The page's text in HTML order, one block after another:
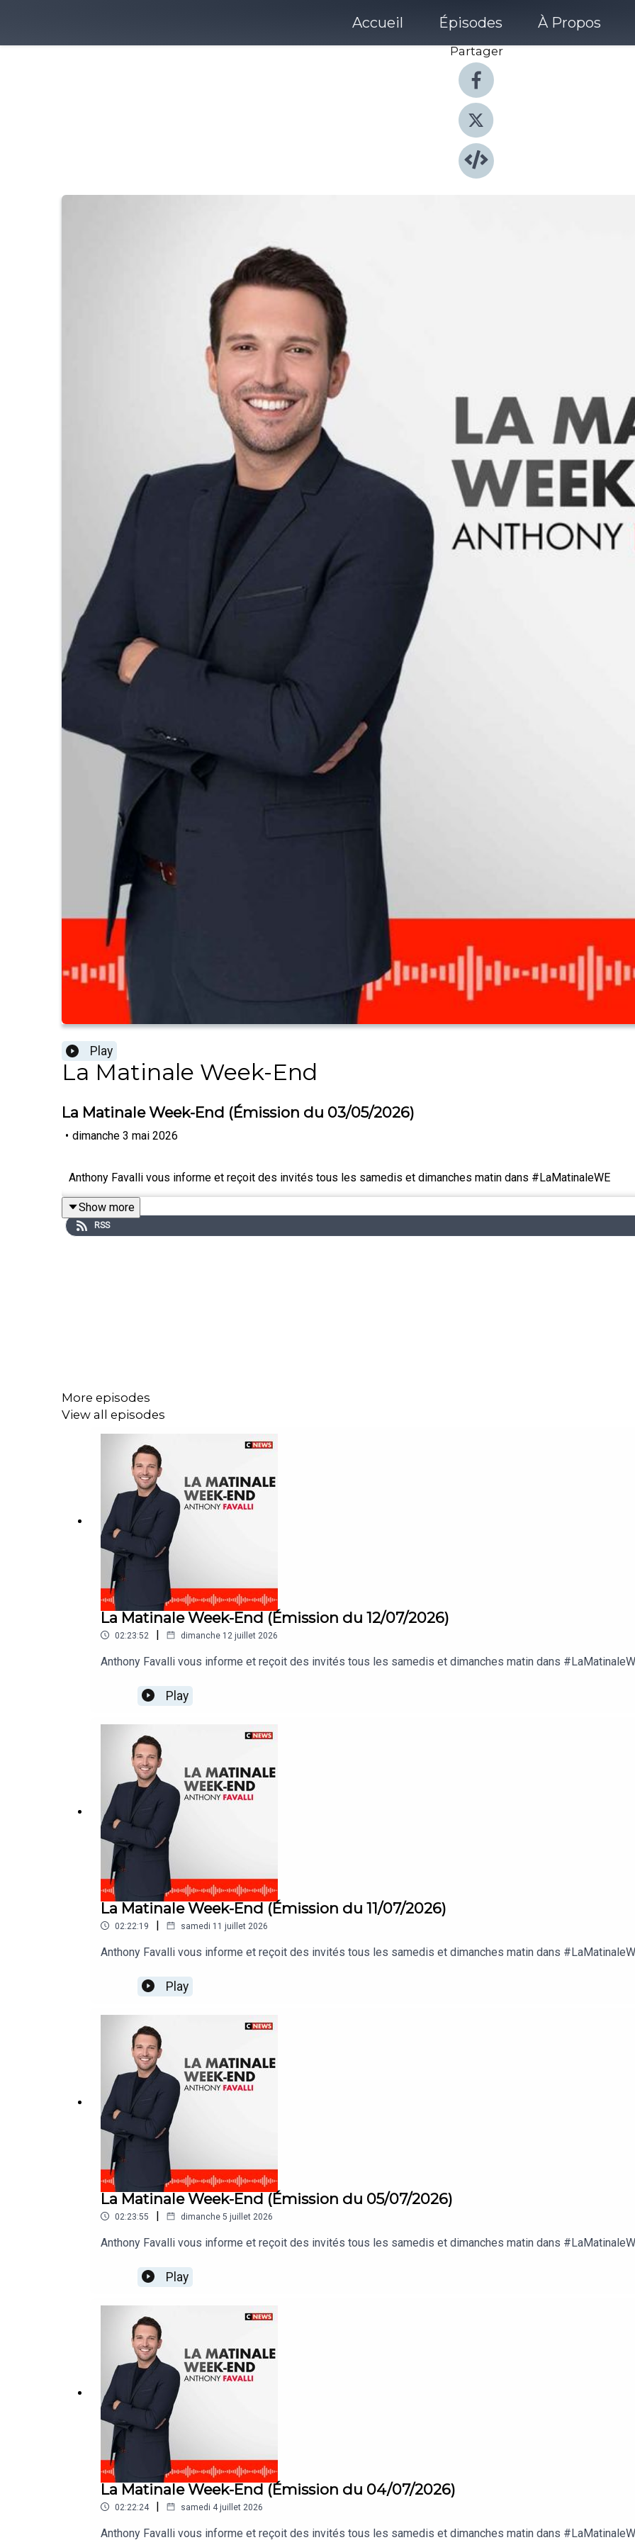
Accueil Épisodes À Propos
Partager
Play
La Matinale Week-End
La Matinale Week-End (Émission du 03/05/2026)
• dimanche 3 mai 2026
Anthony Favalli vous informe et reçoit des invités tous les samedis et dimanches matin dans #LaMatinaleWE
Show more
RSS
More episodes
View all episodes
La Matinale Week-End (Émission du 12/07/2026)
02:23:52 | dimanche 12 juillet 2026
Anthony Favalli vous informe et reçoit des invités tous les samedis et dimanches matin dans
Play
La Matinale Week-End (Émission du 11/07/2026)
02:22:19 | samedi 11 juillet 2026
Anthony Favalli vous informe et reçoit des invités tous les samedis et dimanches matin dans
Play
La Matinale Week-End (Émission du 05/07/2026)
02:23:55 | dimanche 5 juillet 2026
Anthony Favalli vous informe et reçoit des invités tous les samedis et dimanches matin dans
Play
La Matinale Week-End (Émission du 04/07/2026)
02:22:24 | samedi 4 juillet 2026
Anthony Favalli vous informe et reçoit des invités tous les samedis et dimanches matin dans